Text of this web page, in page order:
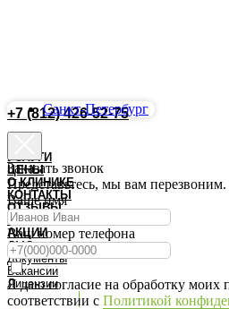
+7 (812) 426-52-75
Запись Онлайн
УСЛУГИ
ЦЕНЫ
О КЛИНИКЕ
КОНТАКТЫ
ОТЗЫВЫ
ВРАЧИ
АКЦИИ
ДМС
Документы
Вакансии
Лицензии
Санкт-Петербург
Заказать звонок
Представьтесь, мы вам перезвоним.
Ваше имя
Ваш номер телефона
Я даю согласие на обработку моих
соответствии с Политикой